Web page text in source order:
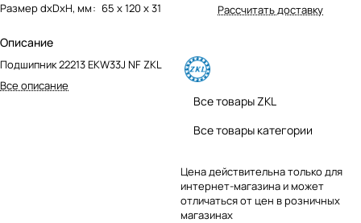
Размер dxDxH, мм: 65 х 120 х 31
Описание
Подшипник 22213 EKW33J NF ZKL
Все описание
Рассчитать доставку
Все товары ZKL
Все товары категории
Цена действительна только для
интернет-магазина и может
отличаться от цен в розничных
магазинах